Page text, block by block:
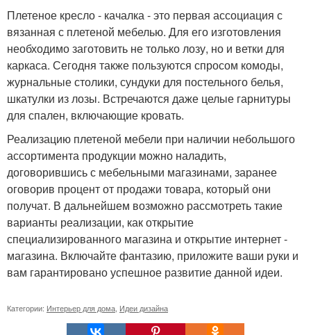
Плетеное кресло - качалка - это первая ассоциация с
вязанная с плетеной мебелью. Для его изготовления
необходимо заготовить не только лозу, но и ветки для
каркаса. Сегодня также пользуются спросом комоды,
журнальные столики, сундуки для постельного белья,
шкатулки из лозы. Встречаются даже целые гарнитуры
для спален, включающие кровать.
Реализацию плетеной мебели при наличии небольшого
ассортимента продукции можно наладить,
договорившись с мебельными магазинами, заранее
оговорив процент от продажи товара, который они
получат. В дальнейшем возможно рассмотреть такие
варианты реализации, как открытие
специализированного магазина и открытие интернет -
магазина. Включайте фантазию, приложите ваши руки и
вам гарантировано успешное развитие данной идеи.
Категории: Интерьер для дома Идеи дизайна